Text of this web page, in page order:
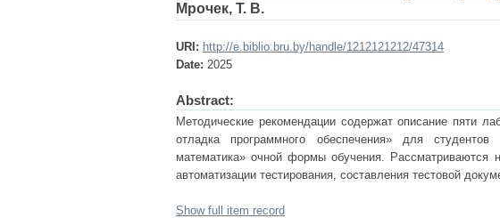
Мрочек, Т. В.
URI: http://e.biblio.bru.by/handle/1212121212/47314
Date: 2025
Abstract:
Методические рекомендации содержат описание пяти
отладка программного обеспечения» для
математика» очной формы обучения. Рассматриваются
автоматизации тестирования, составления тестовой
Show full item record